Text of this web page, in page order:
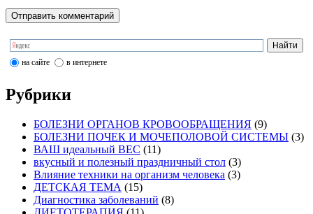
на сайте в интернете
Рубрики
БОЛЕЗНИ ОРГАНОВ КРОВООБРАЩЕНИЯ (9)
БОЛЕЗНИ ПОЧЕК И МОЧЕПОЛОВОЙ СИСТЕМЫ (3)
ВАШ идеальный ВЕС (11)
вкусный и полезный праздничный стол (3)
Влияние техники на организм человека (3)
ДЕТСКАЯ ТЕМА (15)
Диагностика заболеваний (8)